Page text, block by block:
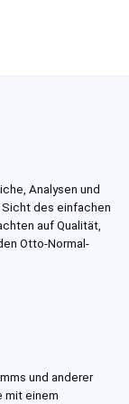
Analysen und
des einfachen
auf Qualität,
Otto-Normal-
und anderer
mit einem